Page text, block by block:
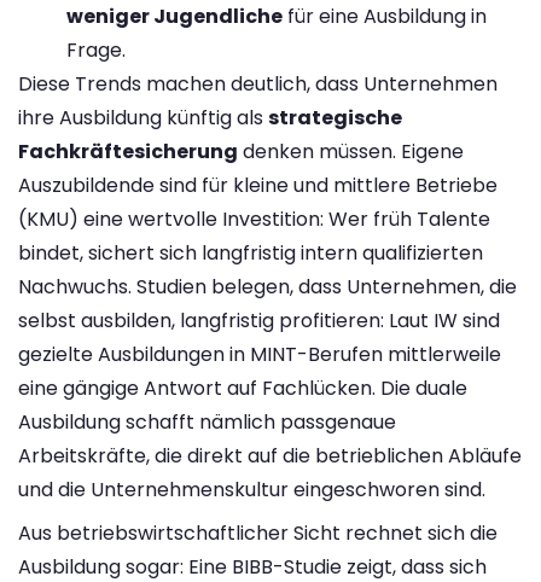
weniger Jugendliche für eine Ausbildung in
Frage​.
Diese Trends machen deutlich, dass Unternehmen
ihre Ausbildung künftig als strategische
Fachkräftesicherung denken müssen. Eigene
Auszubildende sind für kleine und mittlere Betriebe
(KMU) eine wertvolle Investition: Wer früh Talente
bindet, sichert sich langfristig intern qualifizierten
Nachwuchs. Studien belegen, dass Unternehmen, die
selbst ausbilden, langfristig profitieren: Laut IW sind
gezielte Ausbildungen in MINT-Berufen mittlerweile
eine gängige Antwort auf Fachlücken​. Die duale
Ausbildung schafft nämlich passgenaue
Arbeitskräfte, die direkt auf die betrieblichen Abläufe
und die Unternehmenskultur eingeschworen sind.
Aus betriebswirtschaftlicher Sicht rechnet sich die
Ausbildung sogar: Eine BIBB-Studie zeigt, dass sich